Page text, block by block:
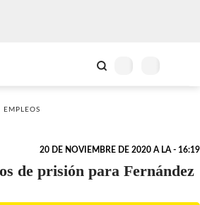
EMPLEOS
20 DE NOVIEMBRE DE 2020 A LA - 16:19
de prisión para Fernández